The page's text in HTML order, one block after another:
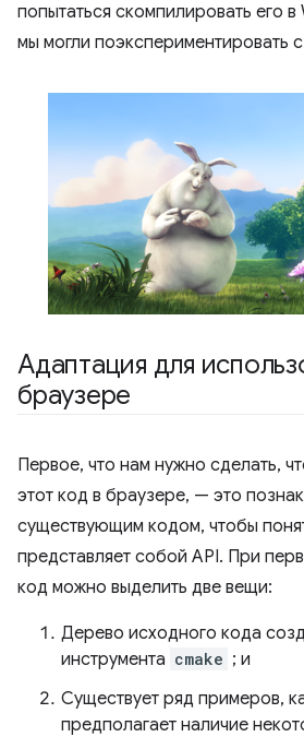
попытаться скомпилировать его
мы могли поэкспериментировать
Адаптация для
браузере
Первое, что нам нужно сделать,
этот код в браузере, — это
существующим кодом, чтобы
представляет собой API. При
код можно выделить две вещи:
Дерево исходного кода
инструмента cmake ; и
Существует ряд примеров,
предполагает наличие